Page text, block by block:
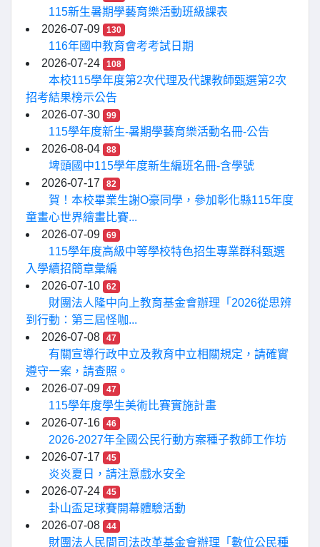
115新生暑期學藝育樂活動班級課表
2026-07-09
130
116年國中教育會考考試日期
2026-07-24
108
本校115學年度第2次代理及代課教師甄選第2次
招考結果榜示公告
2026-07-30
99
115學年度新生-暑期學藝育樂活動名冊-公告
2026-08-04
88
埤頭國中115學年度新生編班名冊-含學號
2026-07-17
82
賀！本校畢業生謝O豪同學，參加彰化縣115年度
童畫心世界繪畫比賽...
2026-07-09
69
115學年度高級中等學校特色招生專業群科甄選
入學續招簡章彙編
2026-07-10
62
財團法人隆中向上教育基金會辦理「2026從思辨
到行動：第三屆怪咖...
2026-07-08
47
有關宣導行政中立及教育中立相關規定，請確實
遵守一案，請查照。
2026-07-09
47
115學年度學生美術比賽實施計畫
2026-07-16
46
2026-2027年全國公民行動方案種子教師工作坊
2026-07-17
45
炎炎夏日，請注意戲水安全
2026-07-24
45
卦山盃足球賽開幕體驗活動
2026-07-08
44
財團法人民間司法改革基金會辦理「數位公民種